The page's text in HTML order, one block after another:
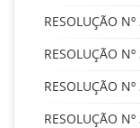
RESOLUÇÃO
RESOLUÇÃO
RESOLUÇÃO
RESOLUÇÃO